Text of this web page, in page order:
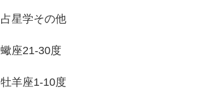
占星学その他
蠍座21-30度
牡羊座1-10度